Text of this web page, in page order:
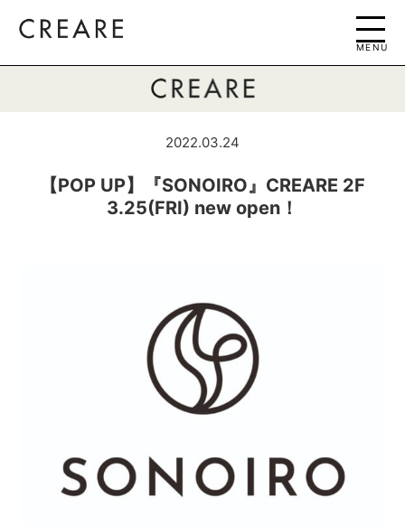
MENU
2022.03.24
【POP UP】『SONOIRO』CREARE 2F
3.25(FRI) new open！